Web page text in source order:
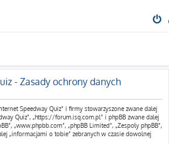
- Zasady ochrony danych
Speedway Quiz” i firmy stowarzyszone zwane dalej
Quiz”, „https://forum.isq.com.pl” i phpBB zwane dalej
„www.phpbb.com”, „phpBB Limited”, „Zespoły phpBB”,
„informacjami o tobie” zebranych w czasie dowolnej